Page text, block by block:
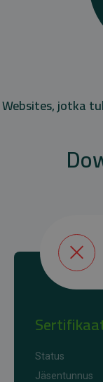
Websites, jotka
Status
Jäsentunnus